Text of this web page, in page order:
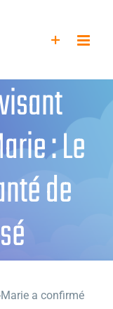
: Le
de
a confirmé